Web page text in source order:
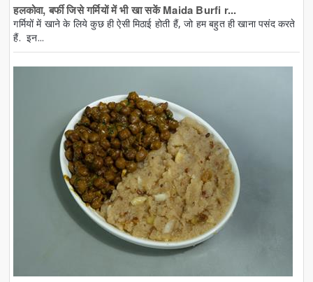
हलकोवा, बर्फी जिसे गर्मियों में भी खा सकें Maida Burfi r...
गर्मियों में खाने के लिये कुछ ही ऐसी मिठाई होती हैं, जो हम बहुत ही खाना पसंद करते
हैं. इन...